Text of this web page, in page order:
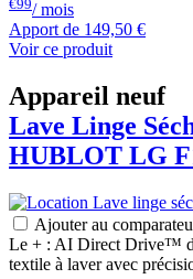
€99/ mois
Apport de 149,50 €
Voir ce produit
Appareil neuf
Lave Linge
HUBLOT LG
Ajouter au
Le + : AI Direct Drive™
textile à laver avec